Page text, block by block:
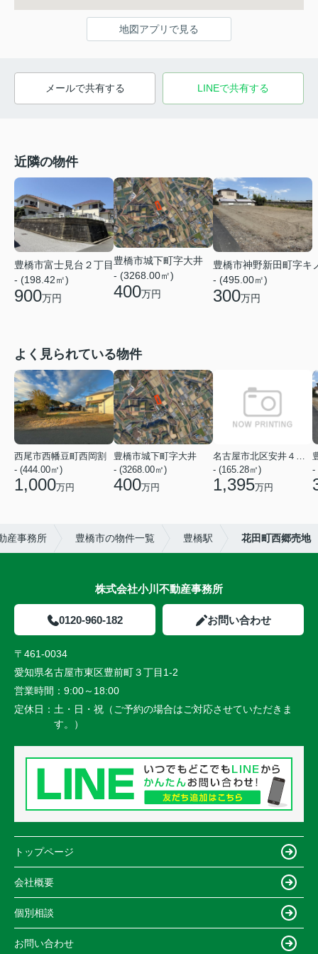
地図アプリで見る
メールで共有する LINEで共有する
近隣の物件
豊橋市富士見台２丁目
- (198.42㎡)
900万円
豊橋市城下町字大井
- (3268.00㎡)
400万円
豊橋市神野新田町字キ
- (495.00㎡)
300万円
よく見られている物件
西尾市西幡豆町西岡割
- (444.00㎡)
1,000万円
豊橋市城下町字大井
- (3268.00㎡)
400万円
名古屋市北区安井４丁目
- (165.28㎡)
1,395万円
-
産事務所 豊橋市の物件一覧 豊橋駅 花田町西郷売地
株式会社小川不動産事務所
0120-960-182 お問い合わせ
〒461-0034
愛知県名古屋市東区豊前町３丁目1-2
営業時間： 9:00～18:00
定休日： 土・日・祝（ご予約の場合はご対応させていただきま
す。）
トップページ
会社概要
個別相談
お問い合わせ